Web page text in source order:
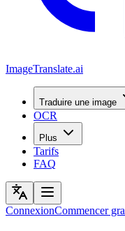
ImageTranslate.ai
Traduire une image
OCR
Plus
Tarifs
FAQ
ConnexionCommencer